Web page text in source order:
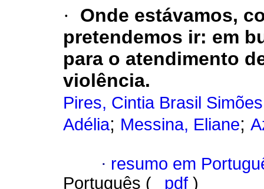
·
Onde estávamos,
pretendemos ir: em
para o atendimento
violência.
Pires, Cintia Brasil Simões
Adélia; Messina, Eliane;
· resumo em
Português (
pdf )